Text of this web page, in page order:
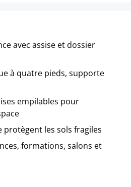
avec assise et dossier
à quatre pieds, supporte
empilables pour
protègent les sols fragiles
formations, salons et